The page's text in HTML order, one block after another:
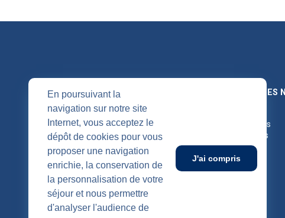
En poursuivant la
navigation sur notre site
Internet, vous acceptez le
dépôt de cookies pour vous
proposer une navigation
enrichie, la conservation de
la personnalisation de votre
séjour et nous permettre
d'analyser l'audience de
J'ai compris
SUIVEZ-NOUS
QUI SOMMES
Nos agences
Publications